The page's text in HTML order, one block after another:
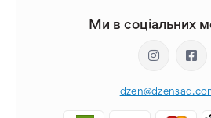
Ми в соціальних